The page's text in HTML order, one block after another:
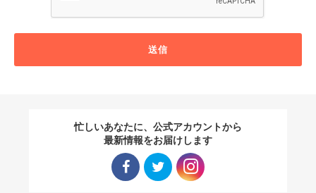
送信
忙しいあなたに、公式アカウントから
最新情報をお届けします